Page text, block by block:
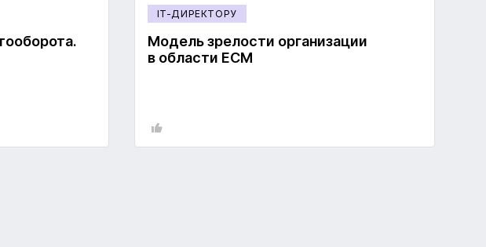
IT-ДИРЕКТОРУ
Модель зрелости организации
в области ECM